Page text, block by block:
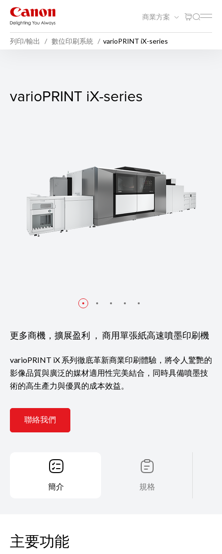
商業方案
列印/輸出 數位印刷系統 varioPRINT iX-series
varioPRINT iX-series
varioPRINT iX-series
更多商機，擴展盈利 ， 商用單張紙高速噴墨印刷機
varioPRINT iX 系列徹底革新商業印刷體驗，將令人驚艷的
影像品質與廣泛的媒材適用性完美結合，同時具備噴墨技
術的高生產力與優異的成本效益。
聯絡我們
簡介 規格
主要功能